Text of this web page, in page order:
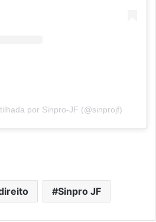
por Sinpro-JF (@sinprojf)
Sinpro JF